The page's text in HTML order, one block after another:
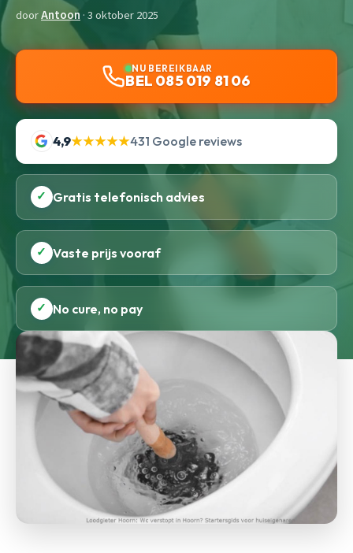
doorAntoon · 3 oktober 2025
NU BEREIKBAAR
BEL 085 019 81 06
4,9★★★★★431 Google reviews
✓ Gratis telefonisch advies
✓ Vaste prijs vooraf
✓ No cure, no pay